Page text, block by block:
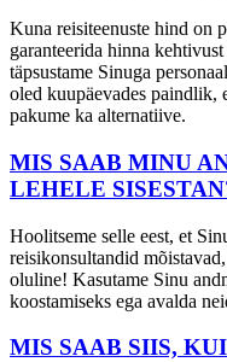
Kuna reisiteenuste hind on
garanteerida hinna
täpsustame Sinuga
oled kuupäevades paindlik,
pakume ka alternatiive.
MIS SAAB MINU
LEHELE
Hoolitseme selle eest, et
reisikonsultandid
oluline! Kasutame Sinu
koostamiseks ega avalda
MIS SAAB SIIS,